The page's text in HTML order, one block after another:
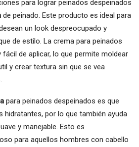
para lograr peinados despeinados
de peinado. Este producto es ideal para
un look despreocupado y
de estilo. La crema para peinados
de aplicar, lo que permite moldear
y crear textura sin que se vea
para peinados despeinados es que
hidratantes, por lo que también ayuda
y manejable. Esto es
para aquellos hombres con cabello